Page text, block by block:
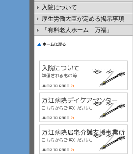
入院について
厚生労働大臣が定める掲示事項
「有料老人ホーム 万福」